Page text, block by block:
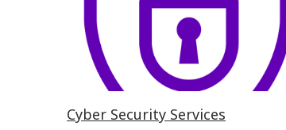
Cyber Security Services